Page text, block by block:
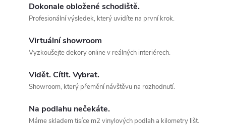
Dokonale obložené schodiště.
Profesionální výsledek, který uvidíte na první krok.
Virtuální showroom
Vyzkoušejte dekory online v reálných interiérech.
Vidět. Cítit. Vybrat.
Showroom, který přemění návštěvu na rozhodnutí.
Na podlahu nečekáte.
Máme skladem tisíce m2 vinylových podlah a kilometry lišt.